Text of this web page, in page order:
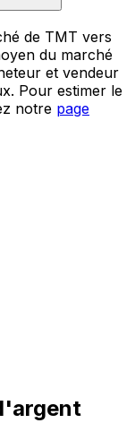
de TMT vers
du marché
et vendeur
Pour estimer le
notre page